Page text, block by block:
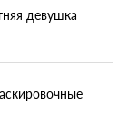
девушка